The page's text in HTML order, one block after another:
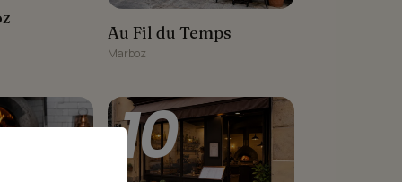
Au Fil du Temps
Au Fil du Temps
Marboz
10